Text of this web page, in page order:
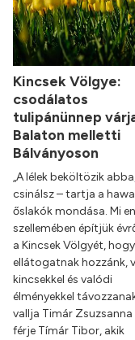
Kincsek Völgye:
csodálatos
tulipánünnep
Balaton melletti
Bálványoson
„A lélek beköltözik
csinálsz – tartja a
őslakók mondása. Mi
szellemében építjük
a Kincsek Völgyét,
ellátogatnak hozzánk,
kincsekkel és valódi
élményekkel
vallja Timár Zsuzsanna
férje Tímár Tibor, akik